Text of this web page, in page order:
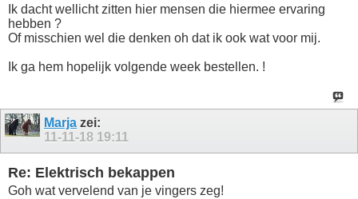
Ik dacht wellicht zitten hier mensen die hiermee ervaring
hebben ?
Of misschien wel die denken oh dat ik ook wat voor mij.
Ik ga hem hopelijk volgende week bestellen. !
Marja zei:
11-11-18 19:11
Re: Elektrisch bekappen
Goh wat vervelend van je vingers zeg!